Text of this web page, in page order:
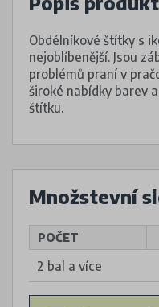
Obdélníkové štítky s
nejoblíbenější. Jsou
problémů praní v
široké nabídky barev
štítku.
Množstevní
POČET
2 bal a více